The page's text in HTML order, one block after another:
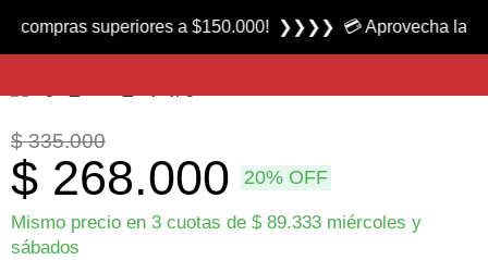
Producto nuevo
Mochila Eiger 60 + 10 marca Outside
$335.000
$ 268.000 20% OFF
Mismo precio en 3 cuotas de $89.333 miércoles y
sábados
superiores a $150.000! ❯❯❯❯ 💳 Aprovecha las 3